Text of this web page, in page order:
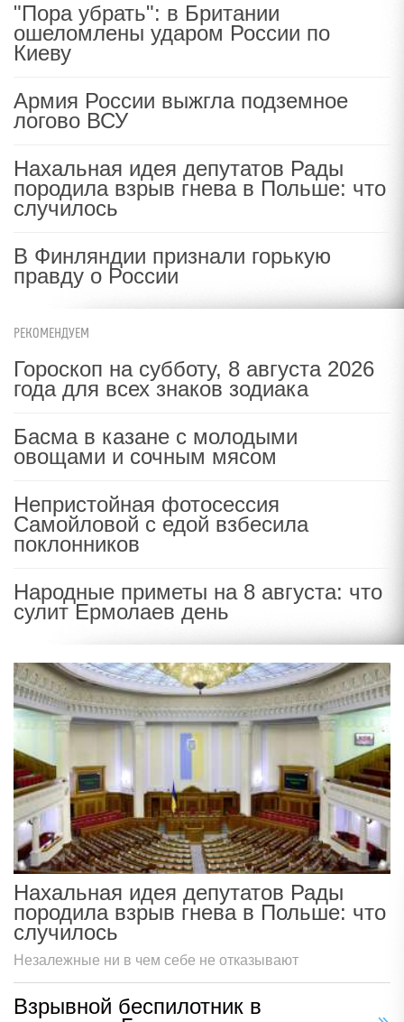
"Пора убрать": в Британии
ошеломлены ударом России по
Киеву
Армия России выжгла подземное
логово ВСУ
Нахальная идея депутатов Рады
породила взрыв гнева в Польше: что
случилось
В Финляндии признали горькую
правду о России
РЕКОМЕНДУЕМ
Гороскоп на субботу, 8 августа 2026
года для всех знаков зодиака
Басма в казане с молодыми
овощами и сочным мясом
Непристойная фотосессия
Самойловой с едой взбесила
поклонников
Народные приметы на 8 августа: что
сулит Ермолаев день
Нахальная идея депутатов Рады
породила взрыв гнева в Польше: что
случилось
Незалежные ни в чем себе не отказывают
Взрывной беспилотник в